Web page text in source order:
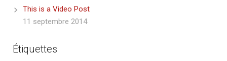
This is a Video Post
11 septembre 2014
Étiquettes